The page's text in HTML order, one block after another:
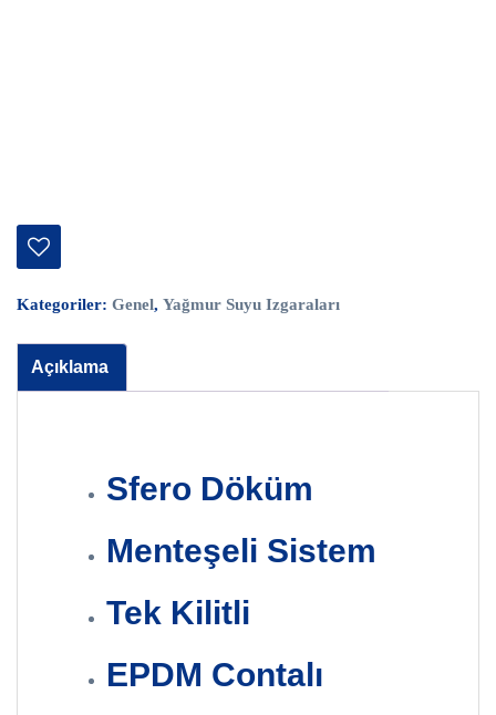
Kategoriler: Genel, Yağmur Suyu Izgaraları
Açıklama
Sfero Döküm
Menteşeli Sistem
Tek Kilitli
EPDM Contalı